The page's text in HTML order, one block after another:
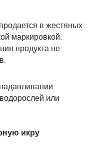
в жестяных
маркировкой.
продукта не
или
икру